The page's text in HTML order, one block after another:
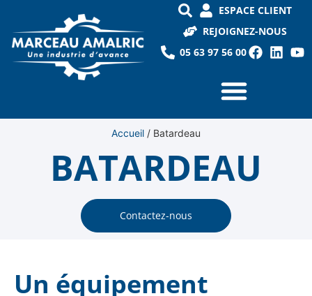
ESPACE CLIENT
REJOIGNEZ-NOUS
05 63 97 56 00
Accueil / Batardeau
BATARDEAU
Contactez-nous
Un équipement